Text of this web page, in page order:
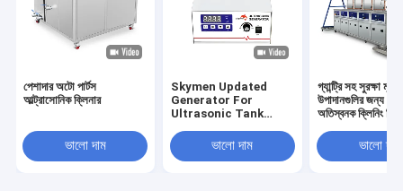
পেশাদার অটো পার্টস
আল্ট্রাসোনিক ক্লিনার
ভালো দাম
Skymen Updated
Generator For
Ultrasonic Tank
Transducer Box
KG1800-V
ভালো দাম
গ্যান্ট্রি সহ সুরক্ষা
উপাদানগুলির জন্য 4
অতিস্বনক ক্লিনিং
ভালো দাম